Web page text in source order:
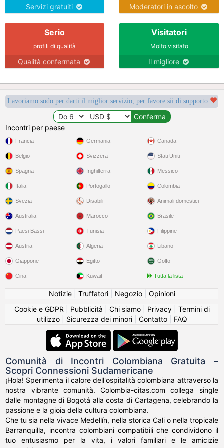
Servizi gratuiti Moderatori in ascolto
Serio
profili di qualità
Qualità confermata
Visitatori
Molto visitato
Il migliore
Lavoriamo sodo per darti il miglior servizio, per favore sii di supporto
Incontri per paese
Francia
Belgio
Spagna
Italia
Svezia
Germania
Svizzera
Inghilterra
Portogallo
Disabili
Canada
Stati Uniti
Messico
Colombia
Animali domestici
Australia
Paesi Bassi
Austria
Giappone
Cina
Marocco
Tunisia
Algeria
Egitto
Kuwait
Brasile
Filippine
Libano
Golfo
Tutta la lista
Notizie| Truffatori| Negozio| Opinioni
Cookie e GDPR
Pubblicità Chi siamo| Privacy| Termini di
utilizzo| Sicurezza dei minori| Contatto| FAQ
Comunità di Incontri Colombiana Gratuita –
Scopri Connessioni Sudamericane
¡Hola! Sperimenta il calore dell'ospitalità colombiana attraverso la
nostra vibrante comunità. Colombia-citas.com collega single
dalle montagne di Bogotá alla costa di Cartagena, celebrando la
passione e la gioia della cultura colombiana.
Che tu sia nella vivace Medellín, nella storica Cali o nella tropicale
Barranquilla, incontra colombiani compatibili che condividono il
tuo entusiasmo per la vita, i valori familiari e le amicizie